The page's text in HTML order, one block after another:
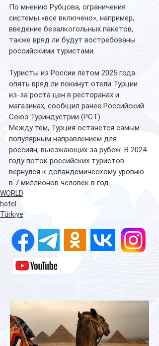
По мнению Рубцова, ограничения
системы «все включено», например,
введение безалкогольных пакетов,
также вряд ли будут востребованы
российскими туристами.
Туристы из России летом 2025 года
опять вряд ли покинут отели Турции
из-за роста цен в ресторанах и
магазинах, сообщил ранее Российский
Союз Туриндустрии (РСТ).
Между тем, Турция останется самым
популярным направлением для
россиян, выезжающих за рубеж. В 2024
году поток российских туристов
вернулся к допандемическому уровню
в 7 миллионов человек в год.
WORLD
hotel
Türkiye